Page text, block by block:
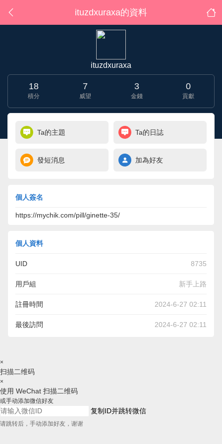
ituzdxuraxa的資料
ituzdxuraxa
18
積分
7
威望
3
金錢
0
貢獻
Ta的主題 Ta的日誌
發短消息 加為好友
個人簽名
https://mychik.com/pill/ginette-35/
個人資料
UID 8735
用戶組 新手上路
註冊時間 2024-6-27 02:11
最後訪問 2024-6-27 02:11
×
扫描二维码
×
使用 WeChat 扫描二维码
或手动添加微信好友
复制ID并跳转微信
请跳转后，手动添加好友，谢谢